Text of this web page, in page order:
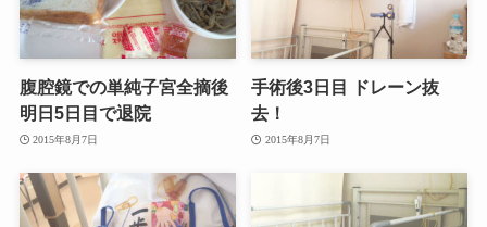
腹腔鏡での単純子宮全摘後
明日5日目で退院
2015年8月7日
手術後3日目 ドレーン抜
去！
2015年8月7日